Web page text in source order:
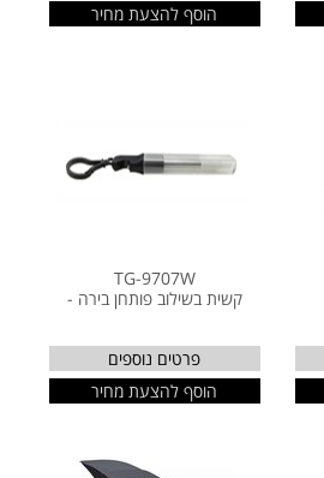
הוסף להצעת מחיר
TG-9707W
קשית בשילוב פותחן בירה -
פרטים נוספים
הוסף להצעת מחיר